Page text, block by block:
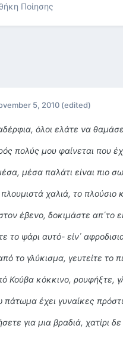
Ποίησης
5, 2010 (edited)
όλοι ελάτε να
πολύς μου φαίνεται που
μέσα παλάτι είναι πιο
χαλιά, το πλούσιο
έβενο, δοκιμάστε απ΄το
το ψάρι αυτό- είν΄
το γλύκισμα, γευτείτε το
Κούβα κόκκινο, ρουφήξτε,
πάτωμα έχει γυναίκες
για μια βραδιά, χατίρι